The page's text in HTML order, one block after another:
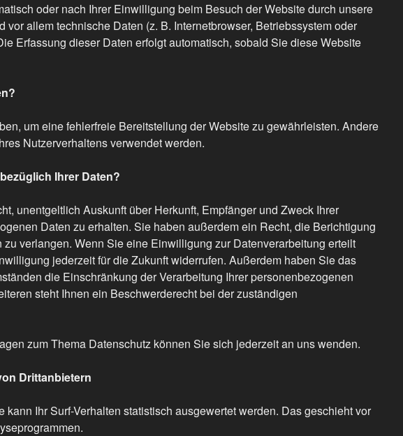
oder nach Ihrer Einwilligung beim Besuch der Website durch unsere
vor allem technische Daten (z. B. Internetbrowser, Betriebssystem oder
Erfassung dieser Daten erfolgt automatisch, sobald Sie diese Website
um eine fehlerfreie Bereitstellung der Website zu gewährleisten. Andere
Nutzerverhaltens verwendet werden.
Ihrer Daten?
unentgeltlich Auskunft über Herkunft, Empfänger und Zweck Ihrer
Daten zu erhalten. Sie haben außerdem ein Recht, die Berichtigung
verlangen. Wenn Sie eine Einwilligung zur Datenverarbeitung erteilt
jederzeit für die Zukunft widerrufen. Außerdem haben Sie das
die Einschränkung der Verarbeitung Ihrer personenbezogenen
steht Ihnen ein Beschwerderecht bei der zuständigen
zum Thema Datenschutz können Sie sich jederzeit an uns wenden.
Drittanbietern
kann Ihr Surf-Verhalten statistisch ausgewertet werden. Das geschieht vor